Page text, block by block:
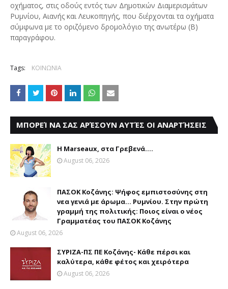
οχήματος, στις οδούς εντός των Δημοτικών Διαμερισμάτων
Ρυμνίου, Αιανής και Λευκοπηγής, που διέρχονται τα οχήματα
σύμφωνα με το οριζόμενο δρομολόγιο της ανωτέρω (Β)
παραγράφου.
Tags: ΚΟΙΝΩΝΙΑ
ΜΠΟΡΕΊ ΝΑ ΣΑΣ ΑΡΈΣΟΥΝ ΑΥΤΈΣ ΟΙ ΑΝΑΡΤΉΣΕΙΣ
Η Marseaux, στα Γρεβενά….
August 06, 2026
ΠΑΣΟΚ Κοζάνης: Ψήφος εμπιστοσύνης στη
νεα γενιά με άρωμα... Ρυμνίου. Στην πρώτη
γραμμή της πολιτικής: Ποιος είναι ο νέος
Γραμματέας του ΠΑΣΟΚ Κοζάνης
August 06, 2026
ΣΥΡΙΖΑ-ΠΣ ΠΕ Κοζάνης- Κάθε πέρσι και
καλύτερα, κάθε φέτος και χειρότερα
August 06, 2026